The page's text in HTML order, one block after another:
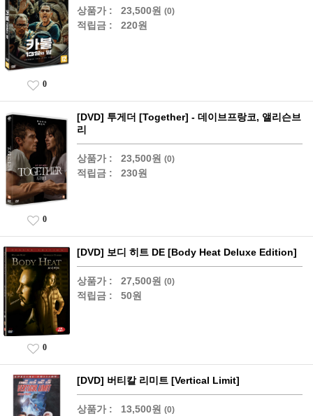
상품가 : 23,500원 (0)
적립금 : 220원
0
[DVD] 투게더 [Together] - 데이브프랑코, 앨리슨브
리
상품가 : 23,500원 (0)
적립금 : 230원
0
[DVD] 보디 히트 DE [Body Heat Deluxe Edition]
상품가 : 27,500원 (0)
적립금 : 50원
0
[DVD] 버티칼 리미트 [Vertical Limit]
상품가 : 13,500원 (0)